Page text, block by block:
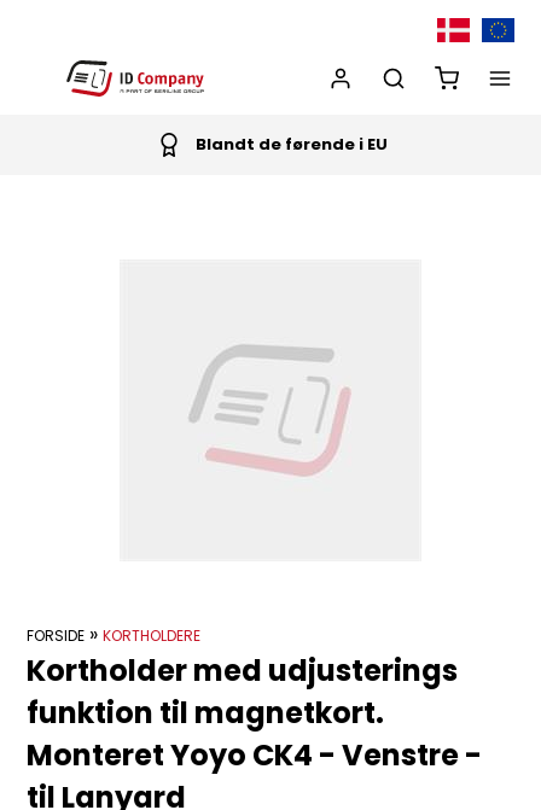
Blandt de førende i EU
FORSIDE »KORTHOLDERE
Kortholder med udjusterings
funktion til magnetkort.
Monteret Yoyo CK4 - Venstre -
til Lanyard